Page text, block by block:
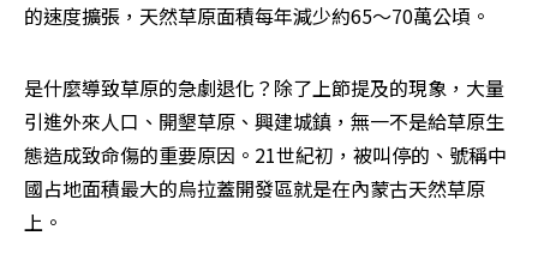
的速度擴張，天然草原面積每年減少約65～70萬公頃。
是什麼導致草原的急劇退化？除了上節提及的現象，大量
引進外來人口、開墾草原、興建城鎮，無一不是給草原生
態造成致命傷的重要原因。21世紀初，被叫停的、號稱中
國占地面積最大的烏拉蓋開發區就是在內蒙古天然草原
上。